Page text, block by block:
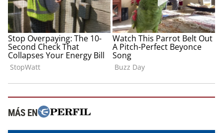
MÁS EN